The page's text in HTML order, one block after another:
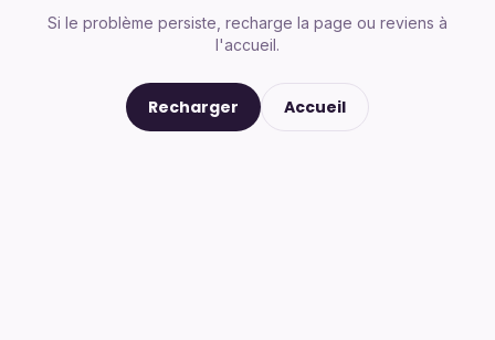
Si le problème persiste, recharge la page ou reviens à
l'accueil.
Recharger Accueil